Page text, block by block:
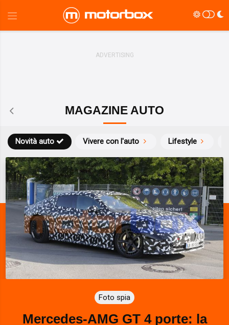
MAGAZINE AUTO
Novità auto Vivere con l'auto Lifestyle
Foto spia
Mercedes-AMG GT 4 porte: la